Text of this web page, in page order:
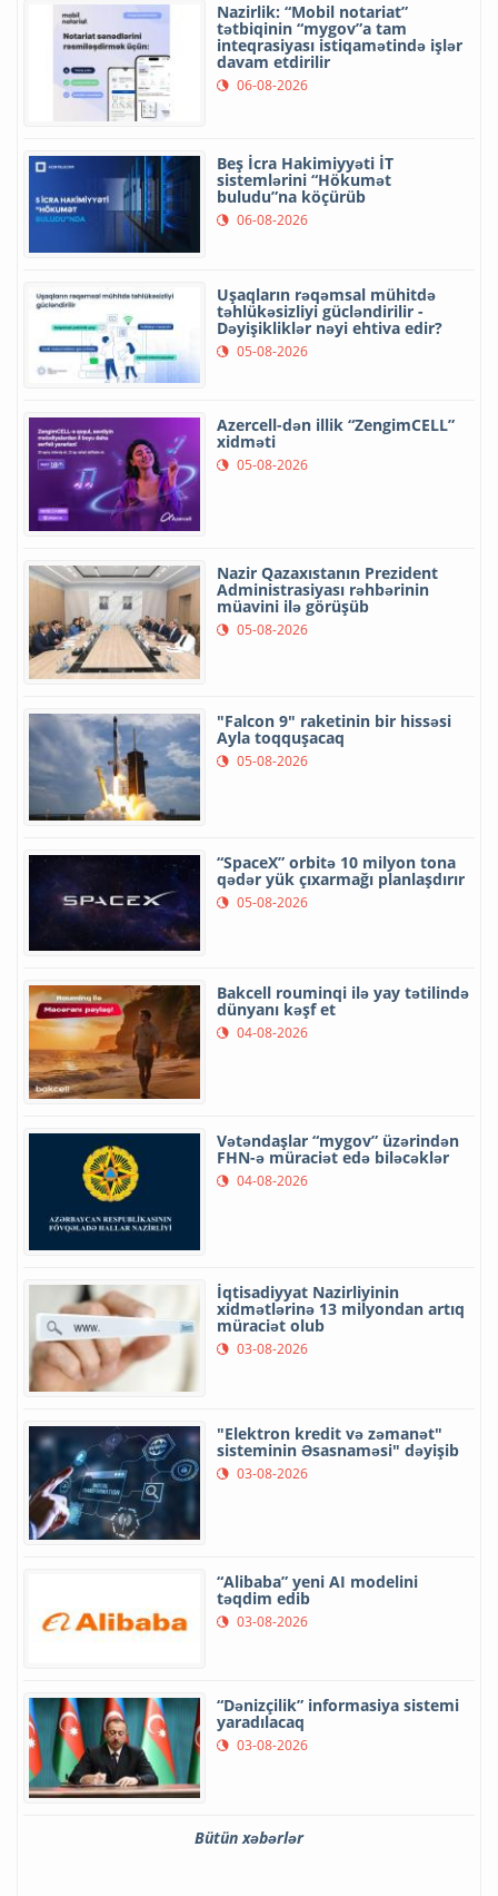
Nazirlik: “Mobil notariat”
tətbiqinin “mygov”a tam
inteqrasiyası istiqamətində işlər
davam etdirilir
06-08-2026
Beş İcra Hakimiyyəti İT
sistemlərini “Hökumət
buludu”na köçürüb
06-08-2026
Uşaqların rəqəmsal mühitdə
təhlükəsizliyi gücləndirilir -
Dəyişikliklər nəyi ehtiva edir?
05-08-2026
Azercell-dən illik “ZengimCELL”
xidməti
05-08-2026
Nazir Qazaxıstanın Prezident
Administrasiyası rəhbərinin
müavini ilə görüşüb
05-08-2026
"Falcon 9" raketinin bir hissəsi
Ayla toqquşacaq
05-08-2026
“SpaceX” orbitə 10 milyon tona
qədər yük çıxarmağı planlaşdırır
05-08-2026
Bakcell rouminqi ilə yay tətilində
dünyanı kəşf et
04-08-2026
Vətəndaşlar “mygov” üzərindən
FHN-ə müraciət edə biləcəklər
04-08-2026
İqtisadiyyat Nazirliyinin
xidmətlərinə 13 milyondan artıq
müraciət olub
03-08-2026
"Elektron kredit və zəmanət"
sisteminin Əsasnaməsi" dəyişib
03-08-2026
“Alibaba” yeni AI modelini
təqdim edib
03-08-2026
“Dənizçilik” informasiya sistemi
yaradılacaq
03-08-2026
Bütün xəbərlər